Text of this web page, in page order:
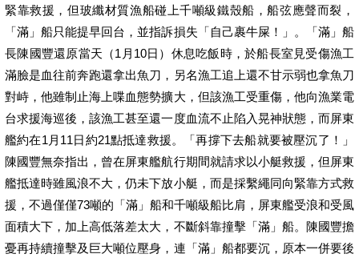
緊靠救援，但玻纖材質漁船碰上千噸級鐵殼船，船弦應聲而裂，
「滿」船只能提早回台，並指訴損失「自己裹牛屎！」。「滿」船
長陳國豐還原當天（1月10日）休息吃飯時，於船長室見受傷漁工
滿臉是血往前奔跑還拿出魚刀，另名漁工追上還不甘示弱也拿魚刀
對峙，他雖制止海上喋血態勢擴大，但該漁工受重傷，他向漁業電
台求援海巡後，該漁工甚至還一度血流不止陷入晃神狀態，而屏東
艦約在1月11日約21點抵達救援。「再撐下去船就要被壓沉了！」
陳國豐無奈指出，曾在屏東艦航行期間就請求以小艇救援，但屏東
艦抵達時雖風浪不大，仍未下放小艇，而是採繫繩同向緊靠方式救
援，不過僅僅73噸的「滿」船和千噸級船比肩，屏東艦受浪和受風
面積大下，加上高低落差太大，不斷斜靠撞擊「滿」船。陳國豐擔
憂再持續撞擊及巨大噸位壓身，連「滿」船都要沉，原本一併要後